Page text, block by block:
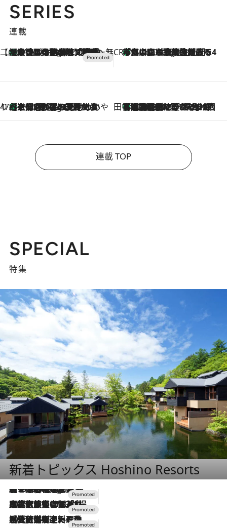
SERIES
連載
【CREA×星野リゾート】唯一無二。癒しと発見が待つ場所へ
6 Hours Ago
【トンボの足水浴】ヒノキの香りに包まれて涼感マックス！約13℃の湧水かけ流しを避暑地「星野温泉 トンボの湯」で体験 CREA'S CHOICE
8 Hours Ago
「立川にも歌舞伎があるんだよ」 片岡仁左衛門・市川中車ら豪華座組みで4年目の立川立飛歌舞伎へ
47都道府県の手みやげ ひんやりスイーツで夏を満喫
8 Hours Ago
【京都府】この夏絶対食べたい 冷やしておいしいおやつ3選 ひと口目から心を掴む新緑のテリーヌ 田中稲の勝手に再ブーム
2026.8.7
「湘南乃風に憧れて」観客大盛上がりの“タオル回し”に、ラッパー顔負けの高速歌唱まで…さだまさし（74）のアグレッシブすぎる現在地
連載 TOP
SPECIAL
特集
新着トピックス Hoshino Resorts
6 Hours Ago
【トンボの足水浴】ヒノキの香りに包まれて涼感マックス！約13℃の湧水かけ流しを避暑地「星野温泉 トンボの湯」で体験
2026.7.31
【ホテル帰省】という選択肢をOMOが提案。家族とほどよい距離を保つには「昼は実家、夜は気兼ねなくホテルで！」
2026.7.24
【夏限定ディナーコース】旬を迎える稚鮎や花ズッキーニなどをイタリア・トスカーナの郷土料理の手法で満喫！